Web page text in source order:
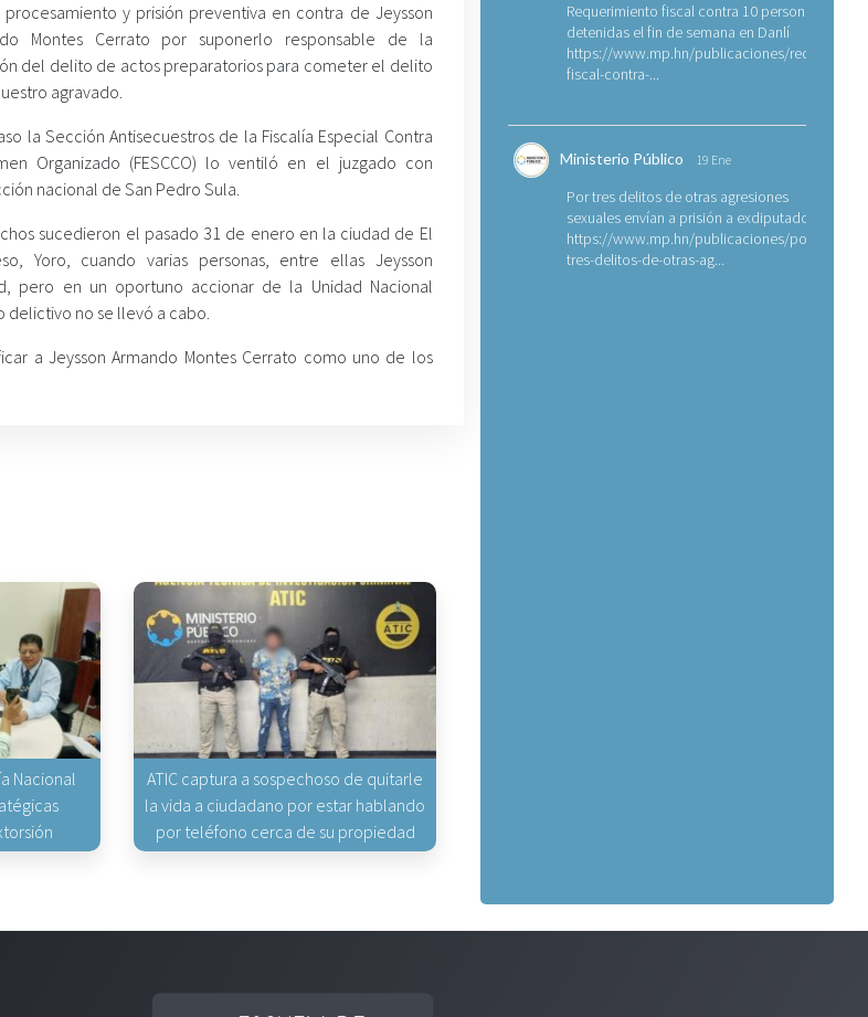
y prisión preventiva en contra de Jeysson
Montes Cerrato por suponerlo responsable de la
del delito de actos preparatorios para cometer el delito
agravado.
la Sección Antisecuestros de la Fiscalía Especial Contra
Organizado (FESCCO) lo ventiló en el juzgado con
nacional de San Pedro Sula.
sucedieron el pasado 31 de enero en la ciudad de El
Yoro, cuando varias personas, entre ellas Jeysson
pero en un oportuno accionar de la Unidad Nacional
delictivo no se llevó a cabo.
a Jeysson Armando Montes Cerrato como uno de los
Nacional
ATIC captura a sospechoso de quitarle
la vida a ciudadano por estar hablando
por teléfono cerca de su propiedad
Requerimiento fiscal contra 10 personas
detenidas el fin de semana en Danlí
https://www.mp.hn/publicaciones/
fiscal-contra-...
Ministerio Público 19 Ene
Por tres delitos de otras agresiones
sexuales envían a prisión a exdiputado
https://www.mp.hn/publicaciones/por-
tres-delitos-de-otras-ag...